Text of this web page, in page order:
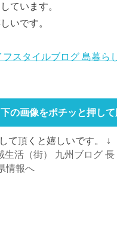
ています。
いです。
下の画像をポチッと押し
て頂くと嬉しいです。 ↓